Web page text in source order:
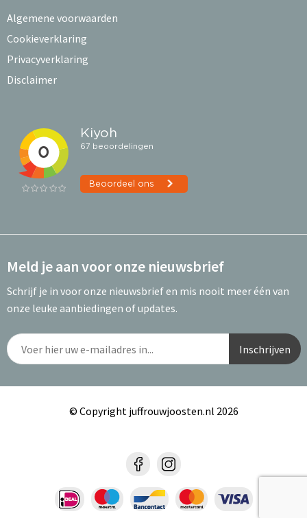
Algemene voorwaarden
Cookieverklaring
Privacyverklaring
Disclaimer
Meld je aan voor onze nieuwsbrief
Schrijf je in voor onze nieuwsbrief en mis nooit meer één van
onze leuke aanbiedingen of updates.
© Copyright juffrouwjoosten.nl 2026